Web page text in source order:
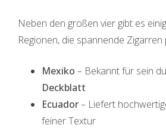
Neben den großen vier gibt es
Regionen, die spannende
Mexiko – Bekannt für sein
Deckblatt
Ecuador– Liefert
feiner Textur